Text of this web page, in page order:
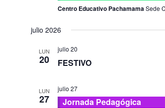
Centro Educativo PachamamaSede
julio 2026
LUN
20
julio 20
FESTIVO
LUN
27
julio 27
Jornada Pedagógica